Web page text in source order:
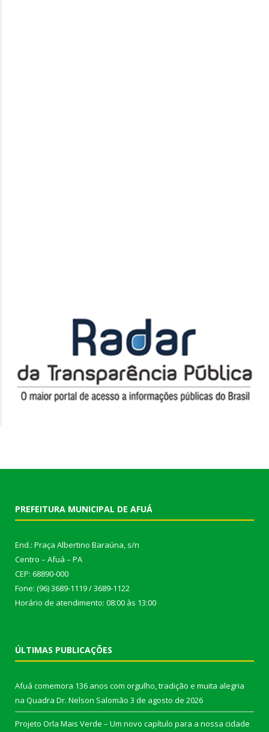
PREFEITURA MUNICIPAL DE AFUÁ
End.: Praça Albertino Baraúna, s/n
Centro – Afuá – PA
CEP: 68890-000
Fone: (96) 3689-1119 / 3689-1122
Horário de atendimento: 08:00 às 13:00
ÚLTIMAS PUBLICAÇÕES
Afuá comemora 136 anos com orgulho, tradição e muita alegria
na Quadra Dr. Nelson Salomão 3 de agosto de 2026
Projeto Orla Mais Verde – Um novo capítulo para a nossa cidade